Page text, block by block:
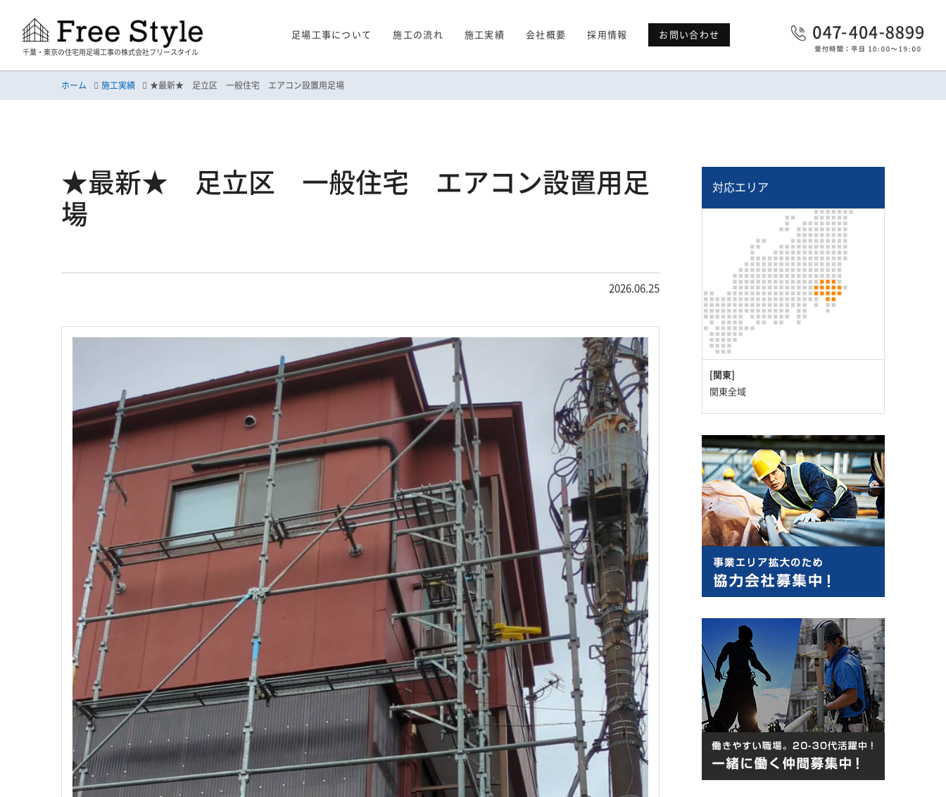
千葉・東京の住宅用足場工事の株式会社フリースタイル
足場工事について 施工の流れ 施工実績 会社概要 採用情報 お問い合わせ
ホーム 施工実績 ★最新★ 足立区 一般住宅 エアコン設置用足場
★最新★ 足立区 一般住宅 エアコン設置用足
場
2026.06.25
対応エリア
[関東]
関東全域